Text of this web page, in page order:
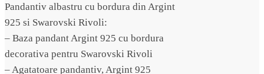
Pandantiv albastru cu bordura din Argint
925 si Swarovski Rivoli:
– Baza pandant Argint 925 cu bordura
decorativa pentru Swarovski Rivoli
– Agatatoare pandantiv, Argint 925